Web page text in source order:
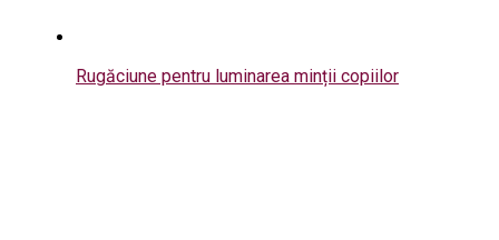
Rugăciune pentru luminarea minții copiilor